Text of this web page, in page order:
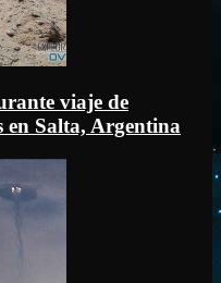
viaje de
en Salta, Argentina